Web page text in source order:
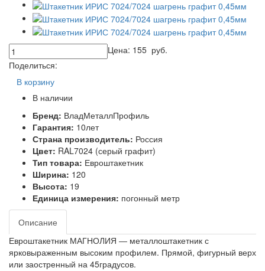
Цена: 155 руб.
Поделиться:
В корзину
В наличии
Бренд: ВладМеталлПрофиль
Гарантия: 10лет
Страна производитель: Россия
Цвет: RAL7024 (серый графит)
Тип товара: Евроштакетник
Ширина: 120
Высота: 19
Единица измерения: погонный метр
Описание
Евроштакетник МАГНОЛИЯ ― металлоштакетник с
ярковыраженным высоким профилем. Прямой, фигурный верх
или заостренный на 45градусов.